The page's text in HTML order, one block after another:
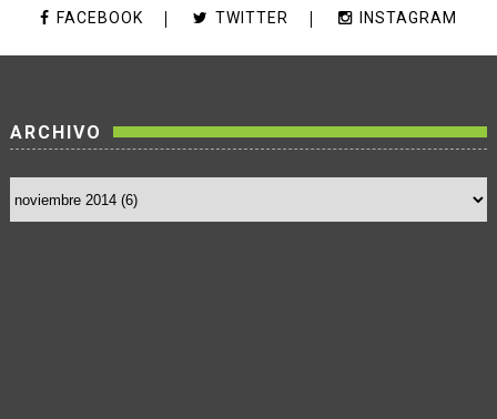
FACEBOOK TWITTER INSTAGRAM
ARCHIVO